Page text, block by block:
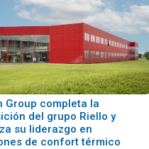
Group completa la
del grupo Riello y
su liderazgo en
de confort térmico